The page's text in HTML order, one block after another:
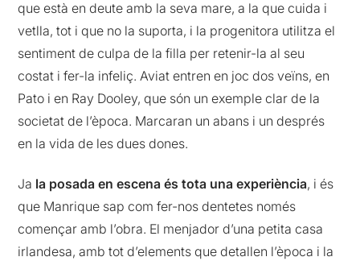
que està en deute amb la seva mare, a la que cuida i
vetlla, tot i que no la suporta, i la progenitora utilitza el
sentiment de culpa de la filla per retenir-la al seu
costat i fer-la infeliç. Aviat entren en joc dos veïns, en
Pato i en Ray Dooley, que són un exemple clar de la
societat de l’època. Marcaran un abans i un després
en la vida de les dues dones.
Ja la posada en escena és tota una experiència, i és
que Manrique sap com fer-nos dentetes només
començar amb l’obra. El menjador d’una petita casa
irlandesa, amb tot d’elements que detallen l’època i la